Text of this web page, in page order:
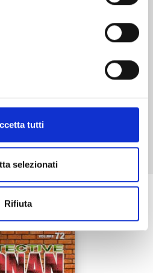
tutti
selezionati
Rifiuta
tutto
prova anche: